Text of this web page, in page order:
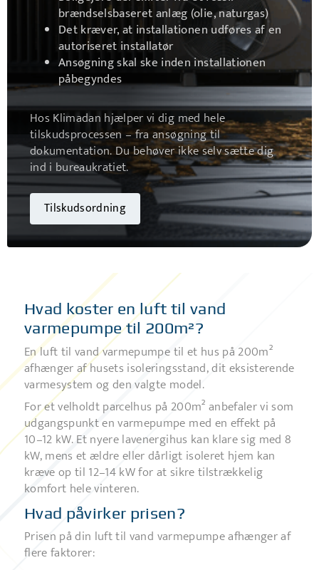
brændselsbaseret anlæg (olie, naturgas)
Det kræver, at installationen udføres af en
autoriseret installatør
Ansøgning skal ske inden installationen
påbegyndes
Hos Klimadan hjælper vi dig med hele
tilskudsprocessen – fra ansøgning til
dokumentation. Du behøver ikke selv sætte dig
ind i bureaukratiet.
Tilskudsordning
Hvad koster en luft til vand
varmepumpe til 200m²?
En luft til vand varmepumpe til et hus på 200m²
afhænger af husets isoleringsstand, dit eksisterende
varmesystem og den valgte model.
For et velholdt parcelhus på 200m² anbefaler vi som
udgangspunkt en varmepumpe med en effekt på
10–12 kW. Et nyere lavenergihus kan klare sig med 8
kW, mens et ældre eller dårligt isoleret hjem kan
kræve op til 12–14 kW for at sikre tilstrækkelig
komfort hele vinteren.
Hvad påvirker prisen?
Prisen på din luft til vand varmepumpe afhænger af
flere faktorer: